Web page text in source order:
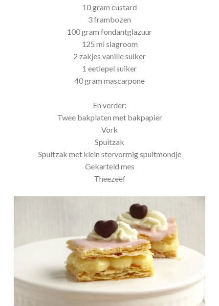
10 gram custard
3 frambozen
100 gram fondantglazuur
125 ml slagroom
2 zakjes vanille suiker
1 eetlepel suiker
40 gram mascarpone
En verder:
Twee bakplaten met bakpapier
Vork
Spuitzak
Spuitzak met klein stervormig spuitmondje
Gekarteld mes
Theezeef